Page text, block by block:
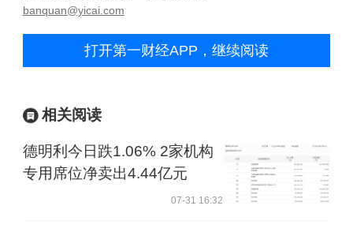
banquan@yicai.com
打开第一财经APP，继续阅读
相关阅读
德明利今日跌1.06% 2家机构
专用席位净卖出4.44亿元
07-31 16:32